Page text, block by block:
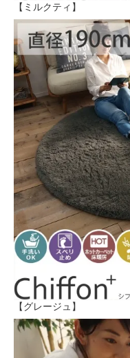
【ミルクティ】
【グレージュ】